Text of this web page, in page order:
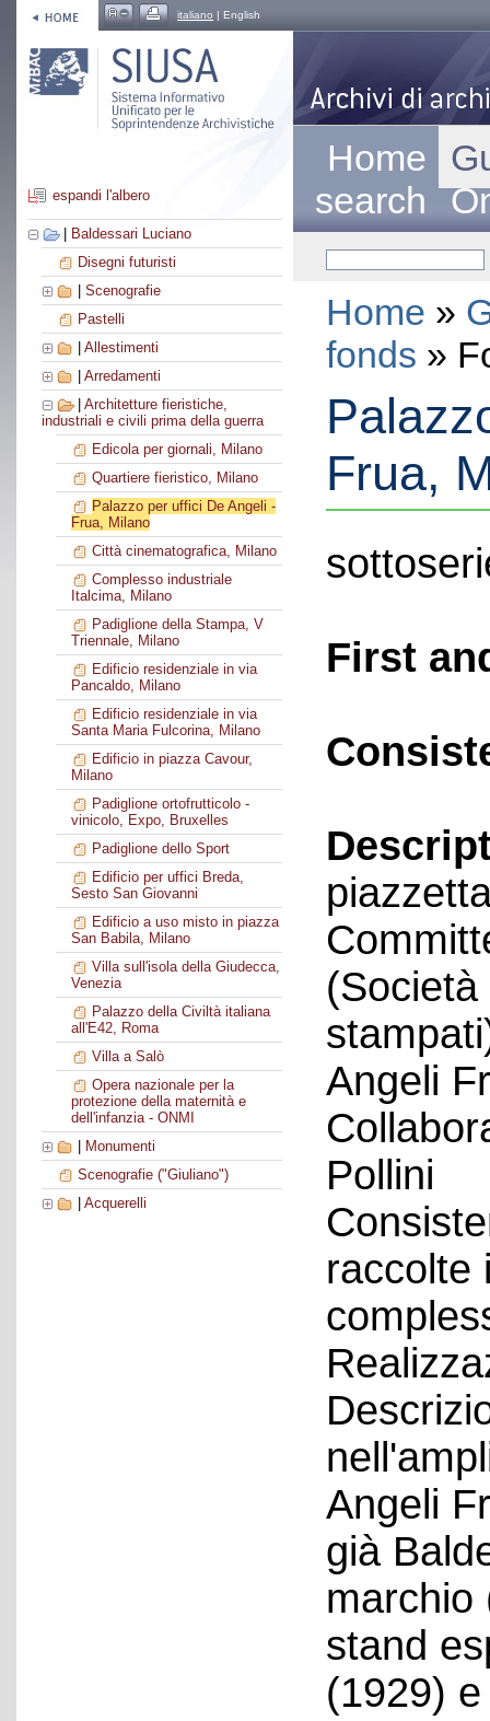
italiano | English
espandi l'albero
Baldessari Luciano
Disegni futuristi
Scenografie
Pastelli
Allestimenti
Arredamenti
Architetture fieristiche,
industriali e civili prima della guerra
Edicola per giornali, Milano
Quartiere fieristico, Milano
Palazzo per uffici De Angeli -
Frua, Milano
Città cinematografica, Milano
Complesso industriale
Italcima, Milano
Padiglione della Stampa, V
Triennale, Milano
Edificio residenziale in via
Pancaldo, Milano
Edificio residenziale in via
Santa Maria Fulcorina, Milano
Edificio in piazza Cavour,
Milano
Padiglione ortofrutticolo -
vinicolo, Expo, Bruxelles
Padiglione dello Sport
Edificio per uffici Breda,
Sesto San Giovanni
Edificio a uso misto in piazza
San Babila, Milano
Villa sull'isola della Giudecca,
Venezia
Palazzo della Civiltà italiana
all'E42, Roma
Villa a Salò
Opera nazionale per la
protezione della maternità e
dell'infanzia - ONMI
Monumenti
Scenografie ("Giuliano")
Acquerelli
Home
search
Home »
fonds »
Frua,
First
Angeli
Pollini
raccolte
Angeli
già
marchio
stand
(1929)